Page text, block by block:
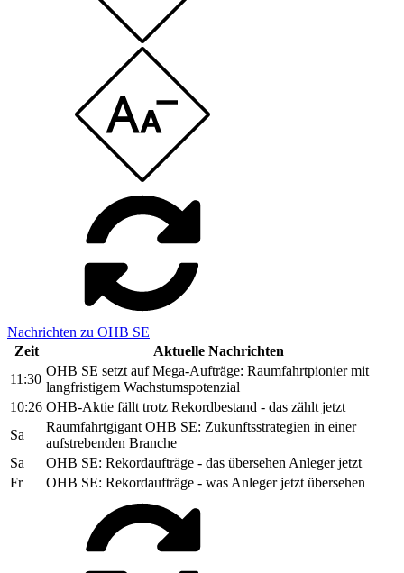
Nachrichten zu OHB SE
Zeit
Aktuelle Nachrichten
11:30
OHB SE setzt auf Mega-Aufträge: Raumfahrtpionier mit
langfristigem Wachstumspotenzial
10:26 OHB-Aktie fällt trotz Rekordbestand - das zählt jetzt
Sa
Raumfahrtgigant OHB SE: Zukunftsstrategien in einer
aufstrebenden Branche
Sa
OHB SE: Rekordaufträge - das übersehen Anleger jetzt
Fr
OHB SE: Rekordaufträge - was Anleger jetzt übersehen